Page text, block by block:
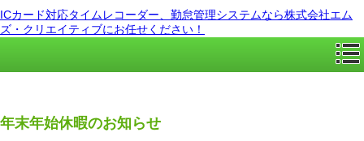
ICカード対応タイムレコーダー、勤怠管理システムなら株式会社エム
ズ・クリエイティブにお任せください！
年末年始休暇のお知らせ